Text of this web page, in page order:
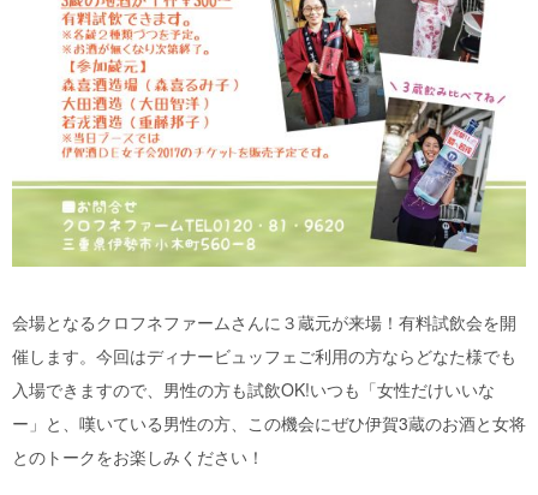
会場となるクロフネファームさんに３蔵元が来場！有料試飲会を開
催します。今回はディナービュッフェご利用の方ならどなた様でも
入場できますので、男性の方も試飲OK!いつも「女性だけいいな
ー」と、嘆いている男性の方、この機会にぜひ伊賀3蔵のお酒と女将
とのトークをお楽しみください！